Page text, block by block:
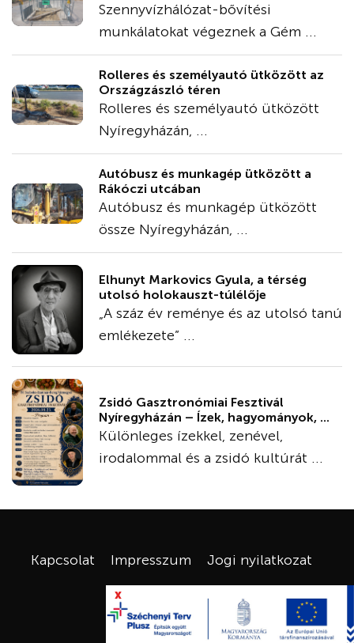
Szennyvízhálózat-bővítési
munkálatokat végeznek a Gém ...
Rolleres és személyautó ütközött az
Országzászló téren
Rolleres és személyautó ütközött
Nyíregyházán, ...
Autóbusz és munkagép ütközött a
Rákóczi utcában
Autóbusz és munkagép ütközött
össze Nyíregyházán, ...
Elhunyt Markovics Gyula, a térség
utolsó holokauszt-túlélője
„A száz év reménye és az utolsó tanú
emlékezete” ...
Zsidó Gasztronómiai Fesztivál
Nyíregyházán – Ízek, hagyományok, ...
Különleges ízekkel, zenével,
irodalommal és a zsidó kultúrát ...
Kapcsolat Impresszum Jogi nyilatkozat
x